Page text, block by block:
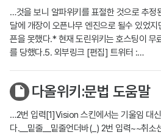
…것을 보니 알파위키를 표절한 것으로 추
달에 개장이 오픈나무 엔진으로 될수 있었
픈을 못했다.* 현재 도린위키는 호스팅이 무
를 당했다.5. 외부링크 [편집] 트위터 :…
다올위키:문법 도움말
…2번 입력[1]Vision 스킨에서는 기울임 대
다.__밑줄__밑줄언더바(_) 2번 입력~~취